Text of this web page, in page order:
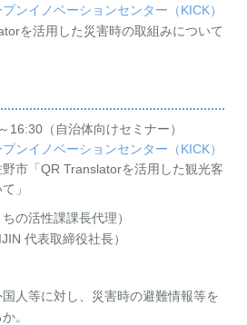
ンイノベーションセンター（KICK）
を活用した災害時の取組みについて
16:30（自治体向けセミナー）
ンイノベーションセンター（KICK）
野市「QR Translatorを活用した観光客
」
の活性課課長代理）
代表取締役社長）
国人等に対し、災害時の避難情報等を
。